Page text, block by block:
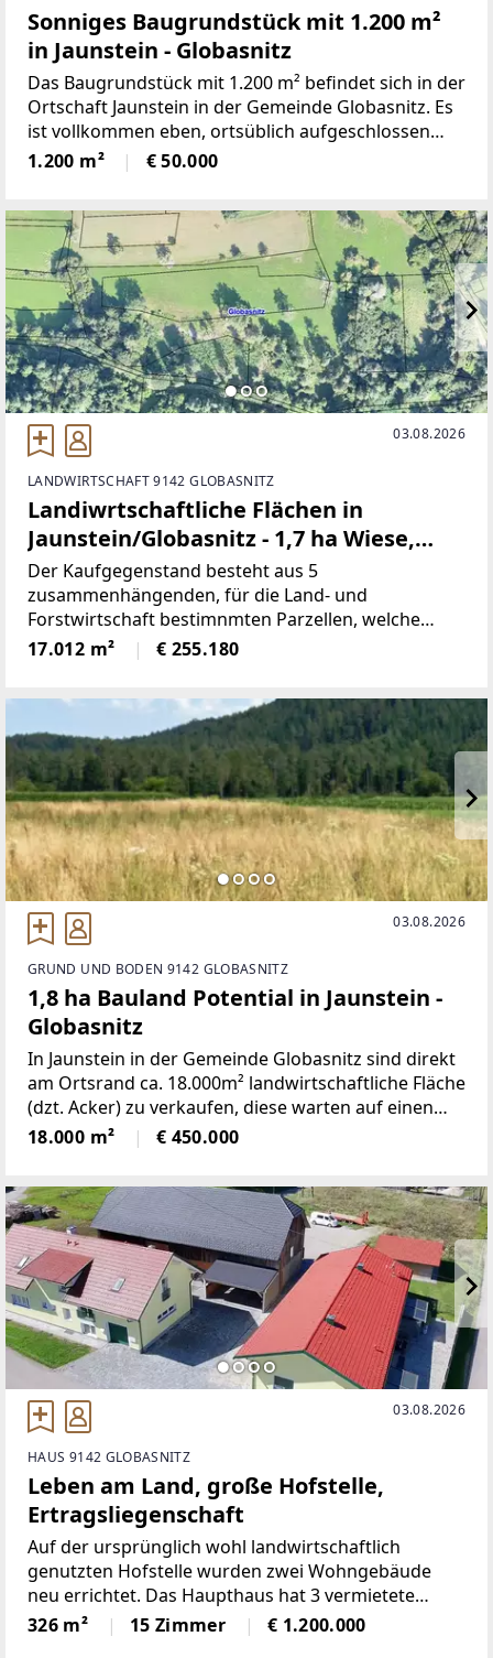
Sonniges Baugrundstück mit 1.200 m²
in Jaunstein - Globasnitz
Das Baugrundstück mit 1.200 m² befindet sich in der
Ortschaft Jaunstein in der Gemeinde Globasnitz. Es
ist vollkommen eben, ortsüblich aufgeschlossen
und über eine Gemeindestrasse problemlos
erreichbar. Das Grundstück hat eine sonnige Lage
1.200 m² € 50.000
03.08.2026
LANDWIRTSCHAFT 9142 GLOBASNITZ
Landiwrtschaftliche Flächen in
Jaunstein/Globasnitz - 1,7 ha Wiese,
Weide, Wald
Der Kaufgegenstand besteht aus 5
zusammenhängenden, für die Land- und
Forstwirtschaft bestimnmten Parzellen, welche
derzeit als Wiese/Weide genutzt werden. Eine
Parzelle ist Wald. Die Flächen liegen durchwegs im
17.012 m² € 255.180
03.08.2026
GRUND UND BODEN 9142 GLOBASNITZ
1,8 ha Bauland Potential in Jaunstein -
Globasnitz
In Jaunstein in der Gemeinde Globasnitz sind direkt
am Ortsrand ca. 18.000m² landwirtschaftliche Fläche
(dzt. Acker) zu verkaufen, diese warten auf einen
Entwickler für Immobilien. Es ist ein großes
Widmungspotential für zukünftiges Bauland. Auch
18.000 m² € 450.000
03.08.2026
HAUS 9142 GLOBASNITZ
Leben am Land, große Hofstelle,
Ertragsliegenschaft
Auf der ursprünglich wohl landwirtschaftlich
genutzten Hofstelle wurden zwei Wohngebäude
neu errichtet. Das Haupthaus hat 3 vermietete
Wohnungen mit gesamt 200m² Fläche, das
Nebenhaus hat 2 vermietete Wohnungen mit
326 m² 15 Zimmer € 1.200.000